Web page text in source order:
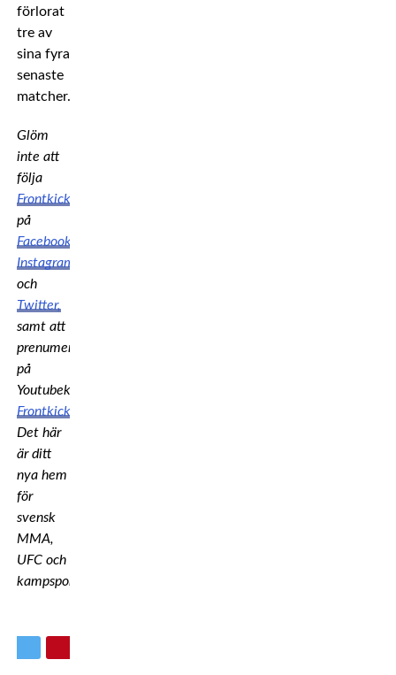
förlorat
tre av
sina fyra
senaste
matcher.
Glöm
inte att
följa
Frontkick
på
Facebook
Instagram
och
Twitter,
samt att
prenumerera
på
Youtubekanalen
Frontkick.online
Det här
är ditt
nya hem
för
svensk
MMA,
UFC och
kampsport.